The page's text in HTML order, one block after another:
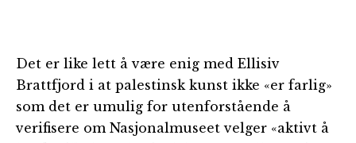
Det er like lett å være enig med Ellisiv
Brattfjord i at palestinsk kunst ikke «er farlig»
som det er umulig for utenforstående å
verifisere om Nasjonalmuseet velger «aktivt å